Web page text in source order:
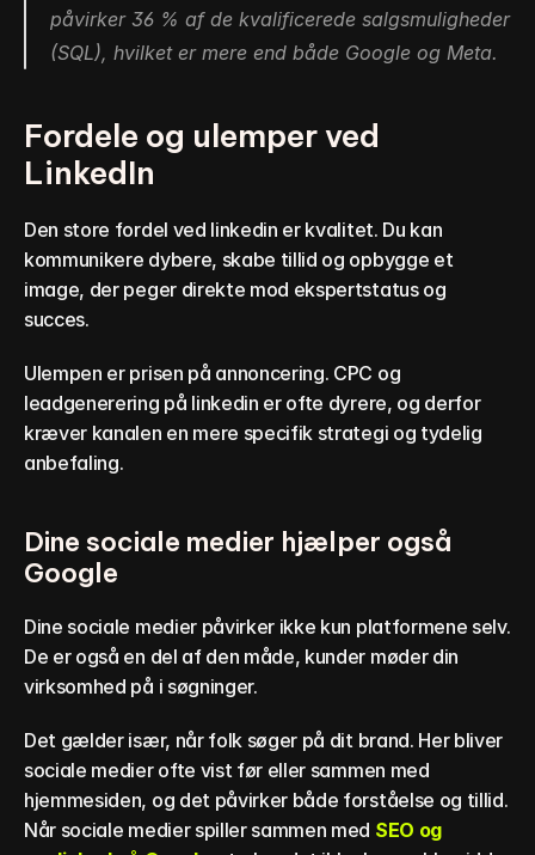
påvirker 36 % af de kvalificerede salgsmuligheder
(SQL), hvilket er mere end både Google og Meta.
Fordele og ulemper ved
LinkedIn
Den store fordel ved linkedin er kvalitet. Du kan
kommunikere dybere, skabe tillid og opbygge et
image, der peger direkte mod ekspertstatus og
succes.
Ulempen er prisen på annoncering. CPC og
leadgenerering på linkedin er ofte dyrere, og derfor
kræver kanalen en mere specifik strategi og tydelig
anbefaling.
Dine sociale medier hjælper også
Google
Dine sociale medier påvirker ikke kun platformene selv.
De er også en del af den måde, kunder møder din
virksomhed på i søgninger.
Det gælder især, når folk søger på dit brand. Her bliver
sociale medier ofte vist før eller sammen med
hjemmesiden, og det påvirker både forståelse og tillid.
Når sociale medier spiller sammen med SEO og